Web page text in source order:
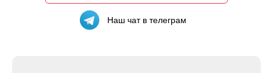
Наш чат в телеграм